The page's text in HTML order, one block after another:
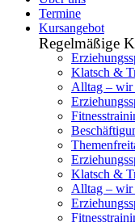
Termine
Kursangebot
Regelmäßige
Klatsch &
Alltag – wir
Klatsch &
Alltag – wir